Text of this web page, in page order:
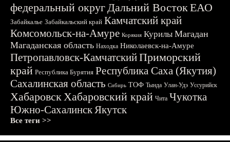
федеральный округДальний ВостокЕАО
Забайкалье Забайкальский край Камчатский край
Комсомольск-на-Амуре Корякия Курилы Магадан
Магаданская область Находка Николаевск-на-Амуре
Петропавловск-КамчатскийПриморский
край Республика Бурятия Республика Саха (Якутия)
Сахалинская область Сибирь ТОФ Тында Улан-Удэ Уссурийск
ХабаровскХабаровский край Чита Чукотка
Южно-СахалинскЯкутск
Все теги >>